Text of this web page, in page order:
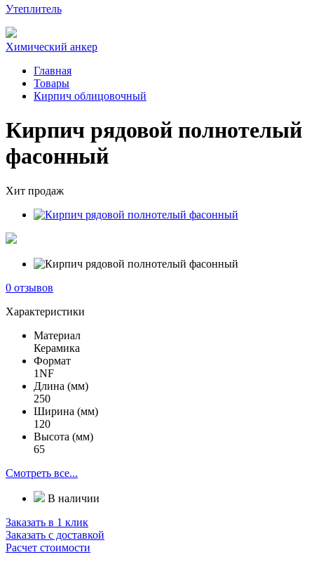
Утеплитель
Химический анкер
Главная
Товары
Кирпич облицовочный
Кирпич рядовой полнотелый
фасонный
Хит продаж
0 отзывов
Характеристики
Материал
Керамика
Формат
1NF
Длина (мм)
250
Ширина (мм)
120
Высота (мм)
65
Смотреть все...
В наличии
Заказать в 1 клик
Заказать с доставкой
Расчет стоимости